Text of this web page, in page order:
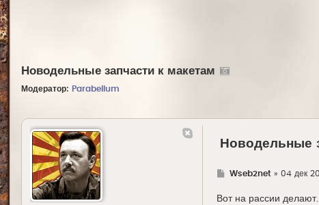
Новодельные запчасти к макетам
Модератор: Parabellum
Новодельные
ГWseb2net» 04 дек
Вот на рассии